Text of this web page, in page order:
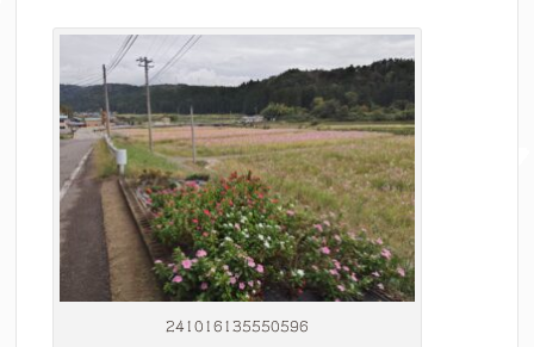
241016135550596